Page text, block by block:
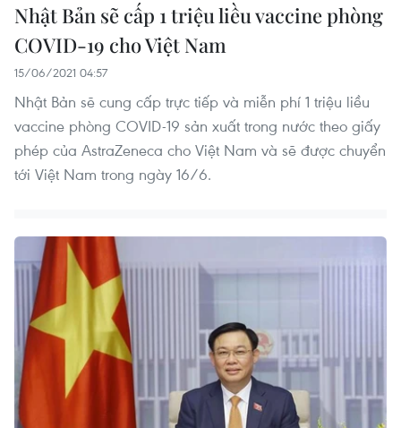
Nhật Bản sẽ cấp 1 triệu liều vaccine phòng
COVID-19 cho Việt Nam
15/06/2021 04:57
Nhật Bản sẽ cung cấp trực tiếp và miễn phí 1 triệu liều
vaccine phòng COVID-19 sản xuất trong nước theo giấy
phép của AstraZeneca cho Việt Nam và sẽ được chuyển
tới Việt Nam trong ngày 16/6.